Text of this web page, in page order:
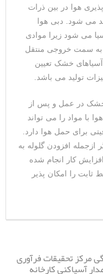
هوا در بین ذرات
می شود. دبی هوا
می شود زیرا موادی
به سمت خروجی منتقل
خشک تعیین
تولید می باشد.
خشک در عمل و پس از
با مواد را می تواند
برای حمل هوا دارد.
ازجمله افزودن گلوله به
کار انجام شده
ثابت را امکان پذیر
مرکز تحقیقات فرآوری
آسیاکنی کارخانه